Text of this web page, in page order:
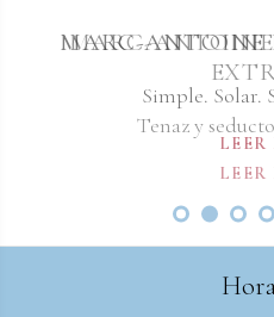
MARC-ANTOINE
Simple. Solar.
LEER
MARC-ANTOINE
Tenaz y
LEER